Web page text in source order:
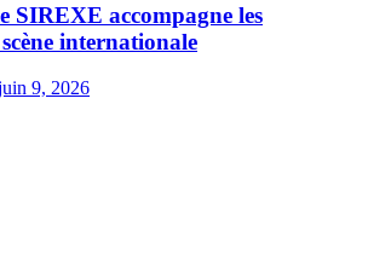
SIREXE accompagne les
internationale
9, 2026